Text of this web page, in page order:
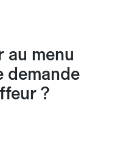
au menu
demande
?